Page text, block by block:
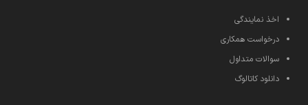
اخذ نمایندگی
درخواست همکاری
سوالات متداول
دانلود کاتالوگ